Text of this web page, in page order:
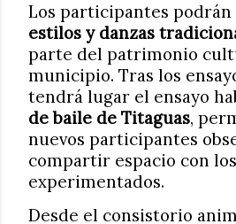
Los participantes podrán
estilos y danzas
parte del patrimonio
municipio. Tras los
tendrá lugar el ensayo
de baile de Titaguas,
nuevos participantes
compartir espacio con
experimentados.
Desde el consistorio